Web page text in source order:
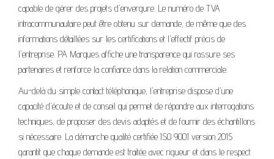
capable de gérer des projets d'envergure. Le numéro de TVA
intracommunautaire peut être obtenu sur demande, de même que des
informations détaillées sur les certifications et l'effectif précis de
l'entreprise. PA Marques affiche une transparence qui rassure ses
partenaires et renforce la confiance dans la relation commerciale.
Au-delà du simple contact téléphonique, l'entreprise dispose d'une
capacité d'écoute et de conseil qui permet de répondre aux interrogations
techniques, de proposer des devis adaptés et de fournir des échantillons
si nécessaire. La démarche qualité certifiée ISO 9001 version 2015
garantit que chaque demande est traitée avec rigueur et dans le respect